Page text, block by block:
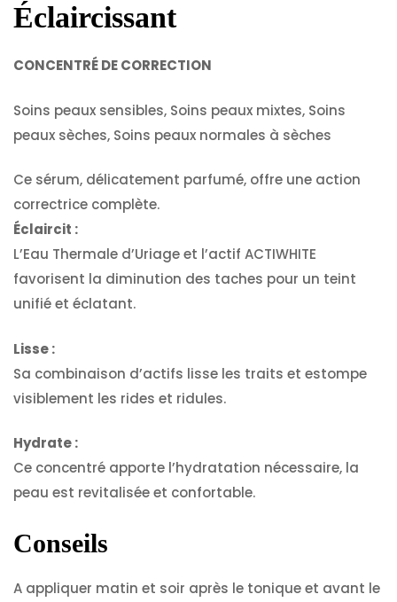
Éclaircissant
CONCENTRÉ DE CORRECTION
Soins peaux sensibles, Soins peaux mixtes, Soins
peaux sèches, Soins peaux normales à sèches
Ce sérum, délicatement parfumé, offre une action
correctrice complète.
Éclaircit :
L’Eau Thermale d’Uriage et l’actif ACTIWHITE
favorisent la diminution des taches pour un teint
unifié et éclatant.
Lisse :
Sa combinaison d’actifs lisse les traits et estompe
visiblement les rides et ridules.
Hydrate :
Ce concentré apporte l’hydratation nécessaire, la
peau est revitalisée et confortable.
Conseils
A appliquer matin et soir après le tonique et avant le